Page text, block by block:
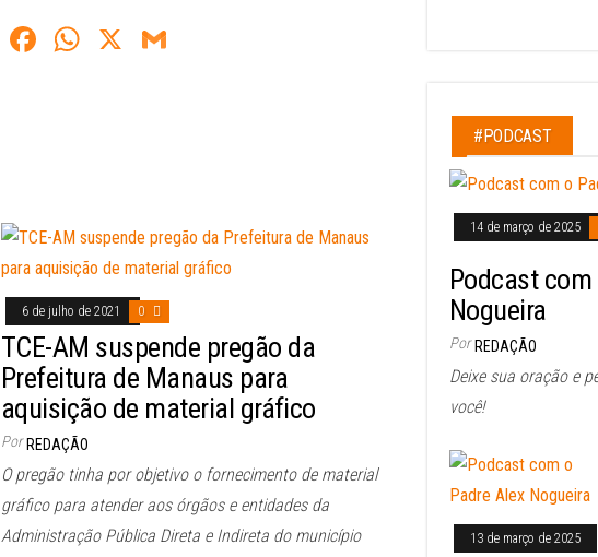
Fa
W
X
6 de julho de 2021 0
TCE-AM suspende pregão da
Prefeitura de Manaus para
aquisição de material gráfico
Por REDAÇÃO
O pregão tinha por objetivo o fornecimento de material
gráfico para atender aos órgãos e entidades da
Administração Pública Direta e Indireta do município
#PODCAST
14 de março de 2025
Podcast com
Nogueira
Por REDAÇÃO
Deixe sua oração e
você!
13 de março de 2025